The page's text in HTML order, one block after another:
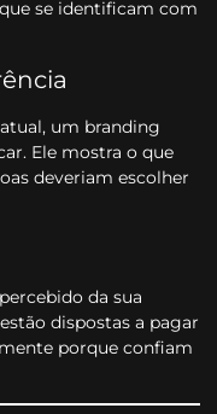
se identificam com
um branding
Ele mostra o que
deveriam escolher
da sua
dispostas a pagar
porque confiam